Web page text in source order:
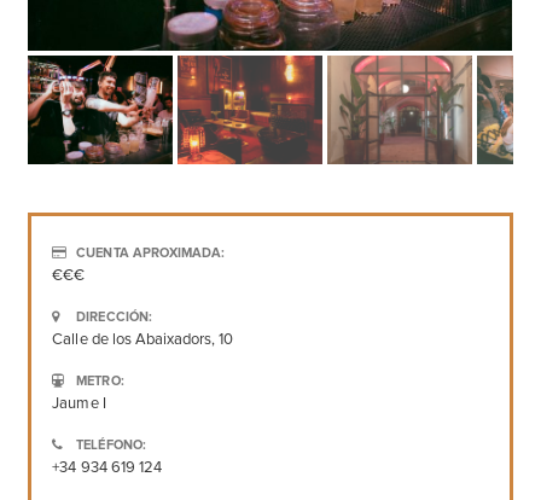
CUENTA APROXIMADA:
€€€
DIRECCIÓN:
Calle de los Abaixadors, 10
METRO:
Jaume I
TELÉFONO:
+34 934 619 124